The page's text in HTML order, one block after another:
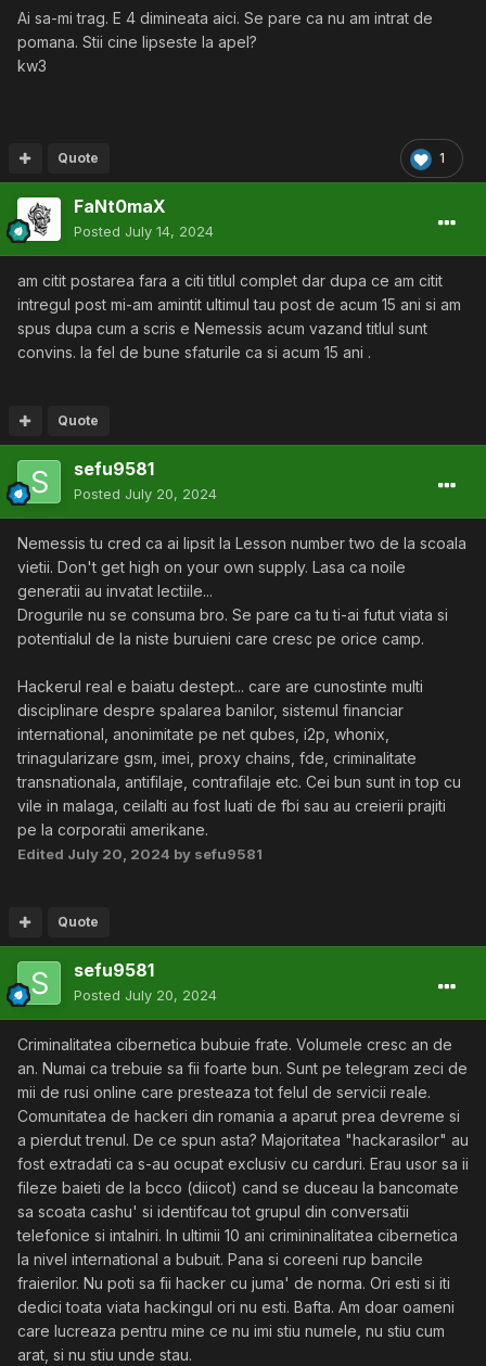
Ai sa-mi trag. E 4 dimineata aici. Se pare ca nu am intrat de
pomana. Stii cine lipseste la apel?
kw3
1
Quote
FaNt0maX
Posted July 14, 2024
am citit postarea fara a citi titlul complet dar dupa ce am citit
intregul post mi-am amintit ultimul tau post de acum 15 ani si am
spus dupa cum a scris e Nemessis acum vazand titlul sunt
convins. la fel de bune sfaturile ca si acum 15 ani .
Quote
sefu9581
Posted July 20, 2024
Nemessis tu cred ca ai lipsit la Lesson number two de la scoala
vietii. Don't get high on your own supply. Lasa ca noile
generatii au invatat lectiile...
Drogurile nu se consuma bro. Se pare ca tu ti-ai futut viata si
potentialul de la niste buruieni care cresc pe orice camp.
Hackerul real e baiatu destept... care are cunostinte multi
disciplinare despre spalarea banilor, sistemul financiar
international, anonimitate pe net qubes, i2p, whonix,
trinagularizare gsm, imei, proxy chains, fde, criminalitate
transnationala, antifilaje, contrafilaje etc. Cei bun sunt in top cu
vile in malaga, ceilalti au fost luati de fbi sau au creierii prajiti
pe la corporatii amerikane.
Edited July 20, 2024 by sefu9581
Quote
sefu9581
Posted July 20, 2024
Criminalitatea cibernetica bubuie frate. Volumele cresc an de
an. Numai ca trebuie sa fii foarte bun. Sunt pe telegram zeci de
mii de rusi online care presteaza tot felul de servicii reale.
Comunitatea de hackeri din romania a aparut prea devreme si
a pierdut trenul. De ce spun asta? Majoritatea "hackarasilor" au
fost extradati ca s-au ocupat exclusiv cu carduri. Erau usor sa ii
fileze baieti de la bcco (diicot) cand se duceau la bancomate
sa scoata cashu' si identifcau tot grupul din conversatii
telefonice si intalniri. In ultimii 10 ani crimininalitatea cibernetica
la nivel international a bubuit. Pana si coreeni rup bancile
fraierilor. Nu poti sa fii hacker cu juma' de norma. Ori esti si iti
dedici toata viata hackingul ori nu esti. Bafta. Am doar oameni
care lucreaza pentru mine ce nu imi stiu numele, nu stiu cum
arat, si nu stiu unde stau.